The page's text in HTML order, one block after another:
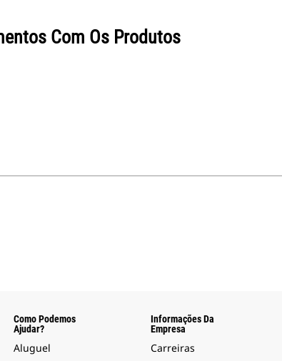
Com Os Produtos
Como Podemos
Ajudar?
Aluguel
Informações Da
Empresa
Carreiras